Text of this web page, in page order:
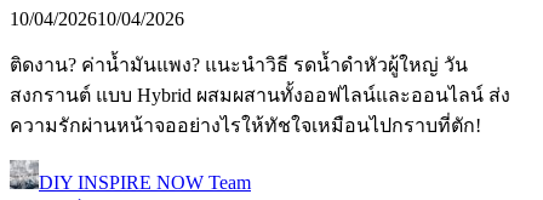
10/04/202610/04/2026
ติดงาน? ค่าน้ำมันแพง? แนะนำวิธี รดน้ำดำหัวผู้ใหญ่ วัน
สงกรานต์ แบบ Hybrid ผสมผสานทั้งออฟไลน์และออนไลน์ ส่ง
ความรักผ่านหน้าจออย่างไรให้ทัชใจเหมือนไปกราบที่ตัก!
DIY INSPIRE NOW Team